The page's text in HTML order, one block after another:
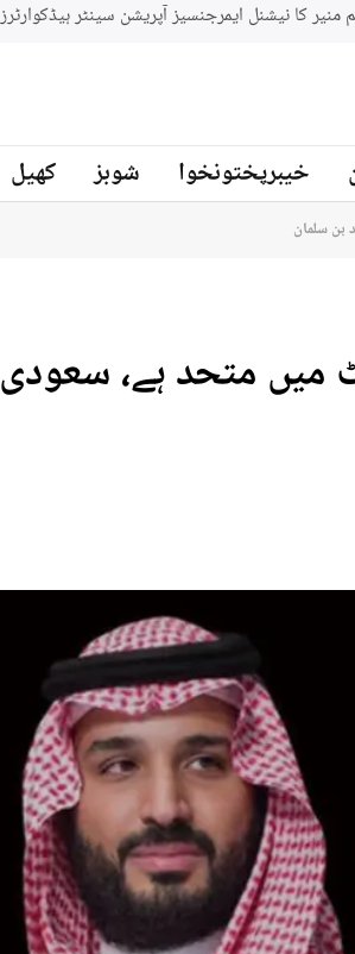
افريقه کے سابق کرکټر مائیکل سمتھ پاکستان
خیبرپختونخوا شوبز کھیل
بن سلمان
میں متحد ہے،